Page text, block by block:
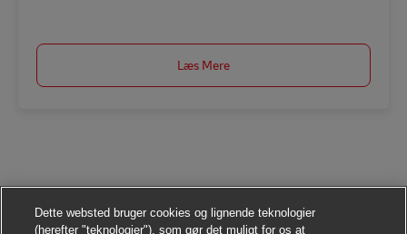
Læs Mere
Dette websted bruger cookies og lignende teknologier
(herefter "teknologier"), som gør det muligt for os at